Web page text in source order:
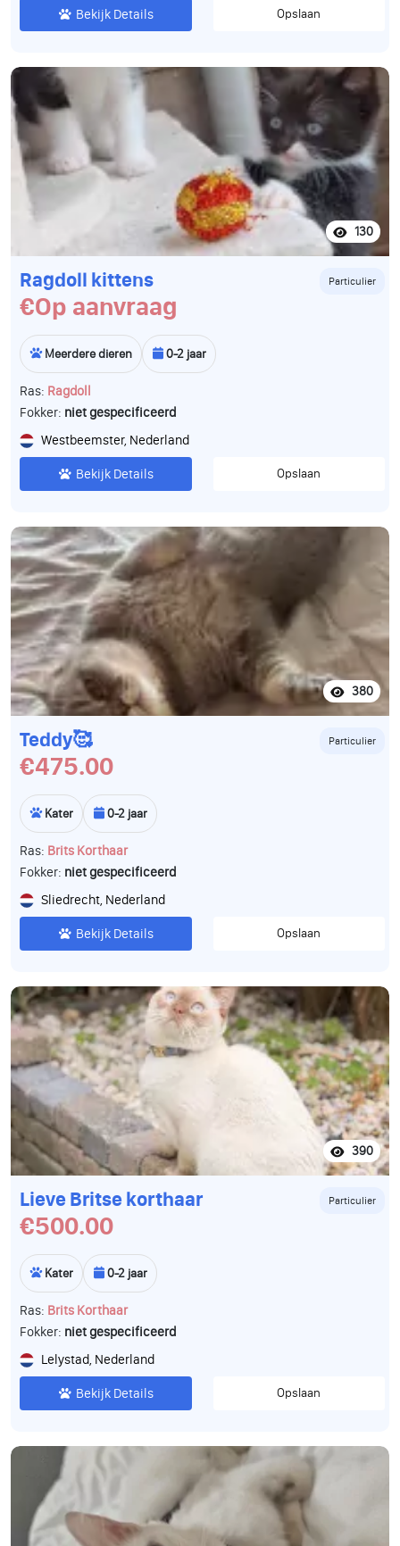
Bekijk Details Opslaan
130
Ragdoll kittens Particulier
€Op aanvraag
Meerdere dieren 0-2 jaar
Ras: Ragdoll
Fokker: niet gespecificeerd
Westbeemster, Nederland
Bekijk Details Opslaan
380
Teddy🥰 Particulier
€475.00
Kater 0-2 jaar
Ras: Brits Korthaar
Fokker: niet gespecificeerd
Sliedrecht, Nederland
Bekijk Details Opslaan
390
Lieve Britse korthaar Particulier
€500.00
Kater 0-2 jaar
Ras: Brits Korthaar
Fokker: niet gespecificeerd
Lelystad, Nederland
Bekijk Details Opslaan